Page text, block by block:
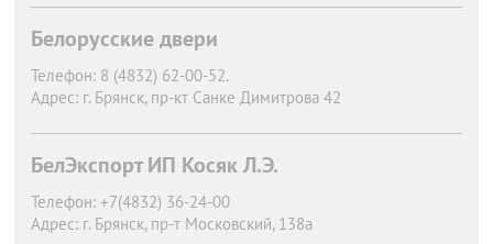
Белорусские двери
Телефон: 8 (4832) 62-00-52.
Адрес: г. Брянск, пр-кт Санке Димитрова 42
БелЭкспорт ИП Косяк Л.Э.
Телефон: +7(4832) 36-24-00
Адрес: г. Брянск, пр-т Московский, 138а